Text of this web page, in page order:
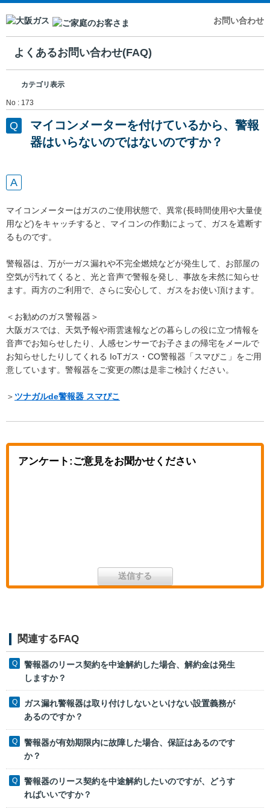
お問い合わせ
よくあるお問い合わせ(FAQ)
カテゴリ表示
No : 173
マイコンメーターを付けているから、警報
器はいらないのではないのですか？
マイコンメーターはガスのご使用状態で、異常(長時間使用や大量使
用など)をキャッチすると、マイコンの作動によって、ガスを遮断す
るものです。
警報器は、万が一ガス漏れや不完全燃焼などが発生して、お部屋の
空気が汚れてくると、光と音声で警報を発し、事故を未然に知らせ
ます。両方のご利用で、さらに安心して、ガスをお使い頂けます。
＜お勧めのガス警報器＞
大阪ガスでは、天気予報や雨雲速報などの暮らしの役に立つ情報を
音声でお知らせしたり、人感センサーでお子さまの帰宅をメールで
お知らせしたりしてくれる IoTガス・CO警報器「スマぴこ」をご用
意しています。警報器をご変更の際は是非ご検討ください。
＞ ツナガルde警報器 スマぴこ
アンケート:ご意見をお聞かせください
関連するFAQ
警報器のリース契約を中途解約した場合、解約金は発生
しますか？
ガス漏れ警報器は取り付けしないといけない設置義務が
あるのですか？
警報器が有効期限内に故障した場合、保証はあるのです
か？
警報器のリース契約を中途解約したいのですが、どうす
ればいいですか？